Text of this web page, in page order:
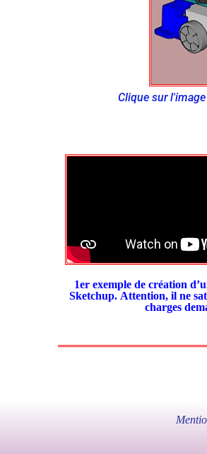
Clique sur
1er exemple de création
Sketchup. Attention, il ne
charges